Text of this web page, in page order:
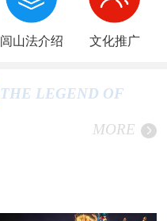
闾山法介绍 文化推广
THE LEGEND OF
MORE